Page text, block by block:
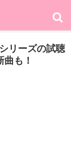
リーズの試聴
も！